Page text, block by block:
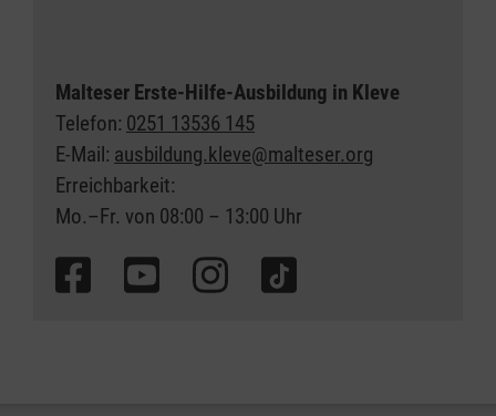
Malteser Erste-Hilfe-Ausbildung in Kleve
Telefon: 0251 13536 145
E-Mail: ausbildung.kleve@malteser.org
Erreichbarkeit:
Mo.–Fr. von 08:00 – 13:00 Uhr